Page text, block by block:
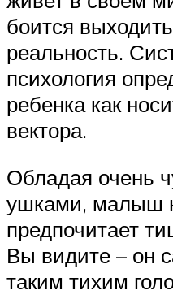
боится
реальность.
психология
ребенка как
вектора.
Обладая очень
ушками, малыш
предпочитает
Вы видите – он
таким тихим